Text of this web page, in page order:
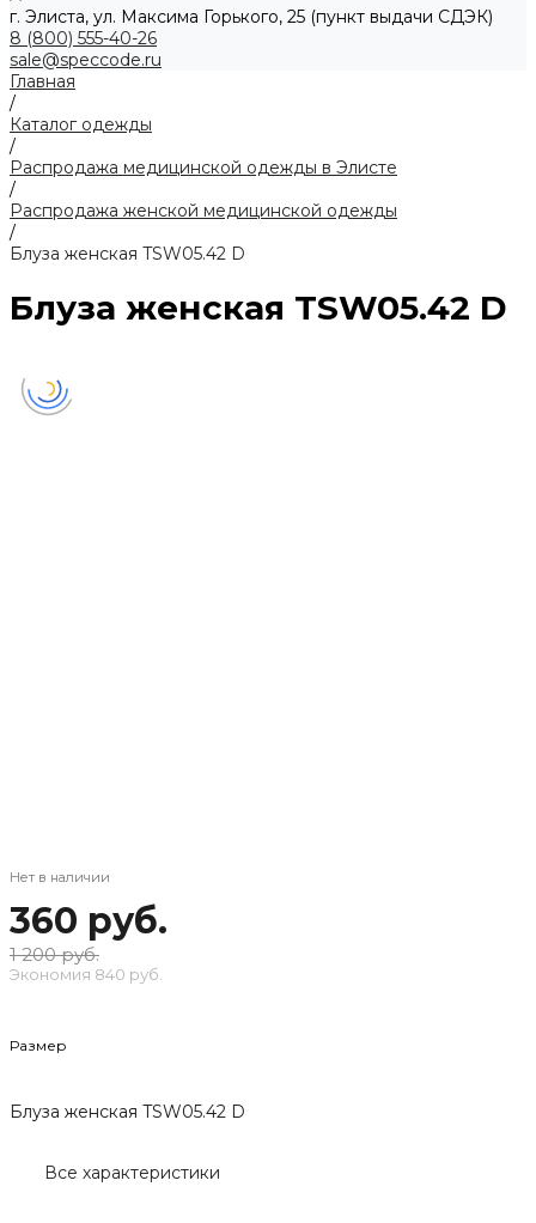
г. Элиста, ул. Максима Горького, 25 (пункт выдачи СДЭК)
8 (800) 555-40-26
sale@speccode.ru
Главная
/
Каталог одежды
/
Распродажа медицинской одежды в Элисте
/
Распродажа женской медицинской одежды
/
Блуза женская TSW05.42 D
Блуза женская TSW05.42 D
Нет в наличии
360 руб.
1 200 руб.
Экономия 840 руб.
Размер
Блуза женская TSW05.42 D
Все характеристики